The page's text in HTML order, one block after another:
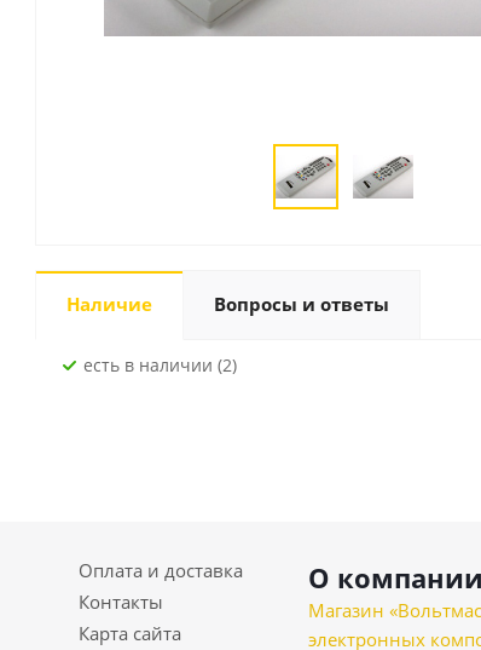
Наличие Вопросы и ответы
Есть в наличии (2)
Оплата и доставка
Контакты
Карта сайта
О компании
Магазин
электронных